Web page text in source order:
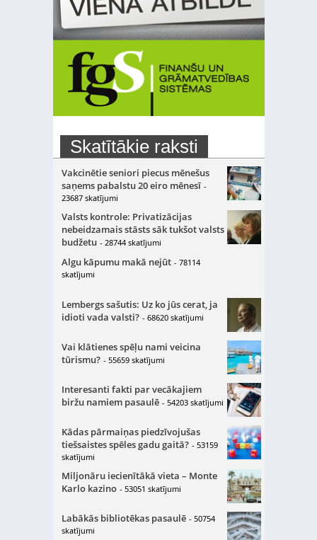
Skatītākie raksti
Vakcinētie seniori piecus mēnešus
saņems pabalstu 20 eiro mēnesī -
23687 skatījumi
Valsts kontrole: Privatizācijas
nebeidzamais stāsts sāk tukšot valsts
budžetu - 28744 skatījumi
Algu kāpumu makā nejūt - 78114
skatījumi
Lembergs sašutis: Uz ko jūs cerat, ja
idioti vada valsti? - 68620 skatījumi
Vai klātienes spēļu nami veicina
tūrismu? - 55659 skatījumi
Interesanti fakti par vecākajiem
biržu namiem pasaulē - 54203 skatījumi
Kādas pārmaiņas piedzīvojušas
tiešsaistes spēles gadu gaitā? - 53159
skatījumi
Miljonāru iecienītākā vieta – Monte
Karlo kazino - 53051 skatījumi
Labākās bibliotēkas pasaulē - 50754
skatījumi